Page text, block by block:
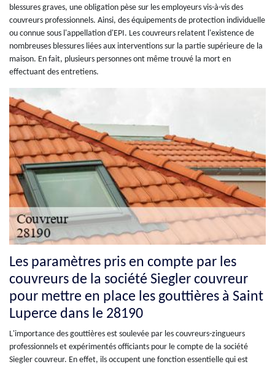
blessures graves, une obligation pèse sur les employeurs vis-à-vis des
couvreurs professionnels. Ainsi, des équipements de protection individuelle
ou connue sous l'appellation d'EPI. Les couvreurs relatent l'existence de
nombreuses blessures liées aux interventions sur la partie supérieure de la
maison. En fait, plusieurs personnes ont même trouvé la mort en
effectuant des entretiens.
Les paramètres pris en compte par les
couvreurs de la société Siegler couvreur
pour mettre en place les gouttières à Saint
Luperce dans le 28190
L'importance des gouttières est soulevée par les couvreurs-zingueurs
professionnels et expérimentés officiants pour le compte de la société
Siegler couvreur. En effet, ils occupent une fonction essentielle qui est